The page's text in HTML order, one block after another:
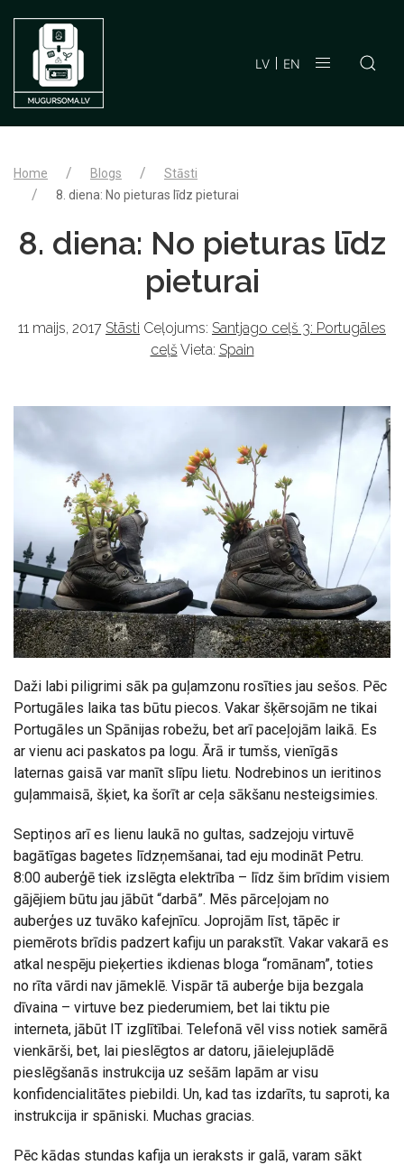
LV EN
Home Blogs
Stāsti
8. diena: No pieturas līdz pieturai
8. diena: No pieturas līdz
pieturai
11 maijs, 2017 Stāsti Ceļojums: Santjago ceļš 3: Portugāles
ceļš Vieta: Spain
Daži labi piligrimi sāk pa guļamzonu rosīties jau sešos. Pēc
Portugāles laika tas būtu piecos. Vakar šķērsojām ne tikai
Portugāles un Spānijas robežu, bet arī paceļojām laikā. Es
ar vienu aci paskatos pa logu. Ārā ir tumšs, vienīgās
laternas gaisā var manīt slīpu lietu. Nodrebinos un ieritinos
guļammaisā, šķiet, ka šorīt ar ceļa sākšanu nesteigsimies.
Septiņos arī es lienu laukā no gultas, sadzejoju virtuvē
bagātīgas bagetes līdzņemšanai, tad eju modināt Petru.
8:00 auberģē tiek izslēgta elektrība – līdz šim brīdim visiem
gājējiem būtu jau jābūt “darbā”. Mēs pārceļojam no
auberģes uz tuvāko kafejnīcu. Joprojām līst, tāpēc ir
piemērots brīdis padzert kafiju un parakstīt. Vakar vakarā es
atkal nespēju pieķerties ikdienas bloga “romānam”, toties
no rīta vārdi nav jāmeklē. Vispār tā auberģe bija bezgala
dīvaina – virtuve bez piederumiem, bet lai tiktu pie
interneta, jābūt IT izglītībai. Telefonā vēl viss notiek samērā
vienkārši, bet, lai pieslēgtos ar datoru, jāielejuplādē
pieslēgšanās instrukcija uz sešām lapām ar visu
konfidencialitātes piebildi. Un, kad tas izdarīts, tu saproti, ka
instrukcija ir spāniski. Muchas gracias.
Pēc kādas stundas kafija un ieraksts ir galā, varam sākt